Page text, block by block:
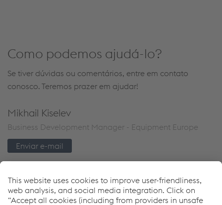
Como podemos ajudá-lo?
Se tiver dúvidas ou comentários, entre em contato
conosco. Teremos prazer em ajudar!
Mikhail Kiselev
Business Development Manager - Equipment Europe
Enviar e-mail
Links
Download Center